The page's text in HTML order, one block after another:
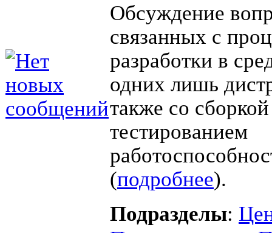
Обсуждение
связанных с
разработки в
одних лишь
также со
тестированием
(подробнее).
Подразделы: